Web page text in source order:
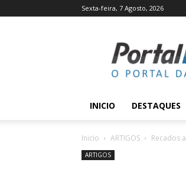
Sexta-feira, 7 Agosto, 2026
Pinzón
INICIO DESTAQUES
Inicio ARTIGOS Recados
ARTIGOS